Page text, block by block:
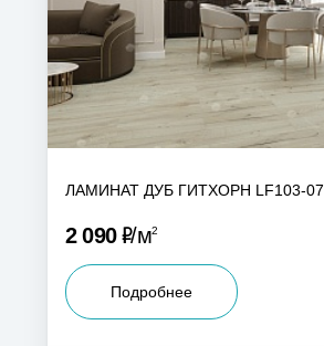
ЛАМИНАТ ДУБ ГИТХОРН LF103-07
2 090Р м2
Подробнее